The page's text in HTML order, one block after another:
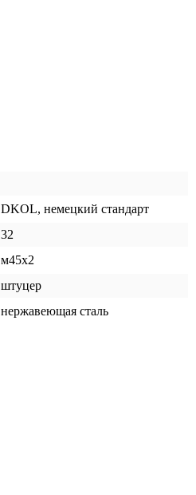
DKOL, немецкий стандарт
32
м45x2
штуцер
нержавеющая сталь